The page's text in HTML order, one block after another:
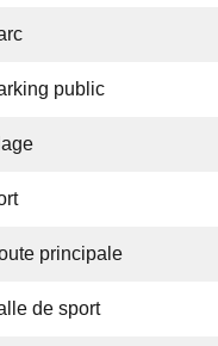
public
principale
de sport